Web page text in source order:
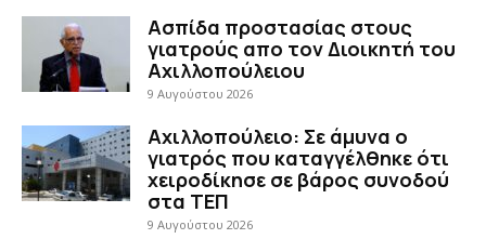
Ασπίδα προστασίας στους
γιατρούς απο τον Διοικητή του
Αχιλλοπούλειου
9 Αυγούστου 2026
Αχιλλοπούλειο: Σε άμυνα ο
γιατρός που καταγγέλθηκε ότι
χειροδίκησε σε βάρος συνοδού
στα ΤΕΠ
9 Αυγούστου 2026